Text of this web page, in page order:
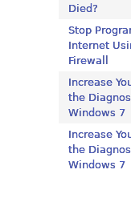
Died?
Stop
Internet
Firewall
Increase
the
Windows 7
Increase
the
Windows 7